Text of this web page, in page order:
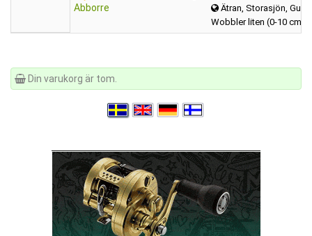
Abborre
Ätran, Storasjön,
Wobbler liten (0-10 cm)
Din varukorg är tom.